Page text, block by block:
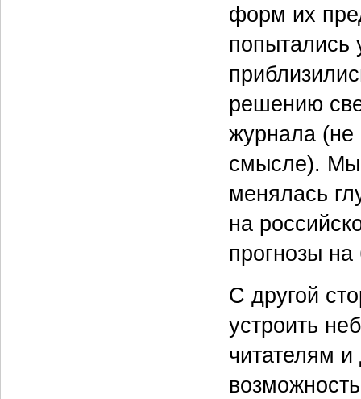
форм их
попытались
решению
журнала (не
смысле). Мы
менялась
на
прогнозы
С другой
устроить
читателям